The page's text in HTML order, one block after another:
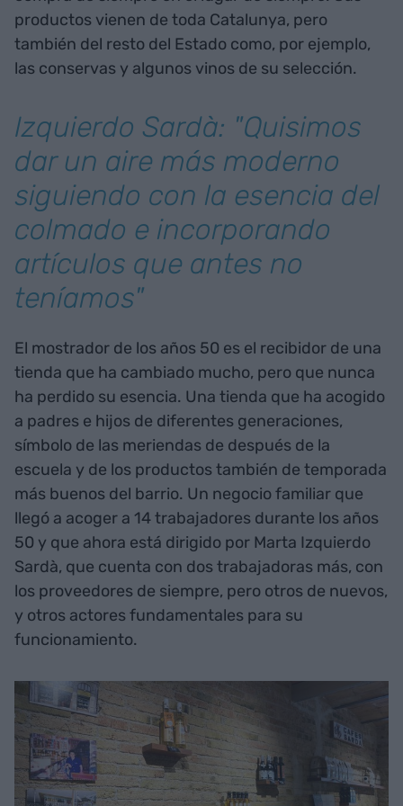
productos vienen de toda Catalunya, pero
también del resto del Estado como, por ejemplo,
las conservas y algunos vinos de su selección.
Izquierdo Sardà: "Quisimos
dar un aire más moderno
siguiendo con la esencia del
colmado e incorporando
artículos que antes no
teníamos"
El mostrador de los años 50 es el recibidor de una
tienda que ha cambiado mucho, pero que nunca
ha perdido su esencia. Una tienda que ha acogido
a padres e hijos de diferentes generaciones,
símbolo de las meriendas de después de la
escuela y de los productos también de temporada
más buenos del barrio. Un negocio familiar que
llegó a acoger a 14 trabajadores durante los años
50 y que ahora está dirigido por Marta Izquierdo
Sardà, que cuenta con dos trabajadoras más, con
los proveedores de siempre, pero otros de nuevos,
y otros actores fundamentales para su
funcionamiento.